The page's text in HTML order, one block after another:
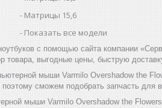
Матрицы 15,6
Показать все модели
с помощью сайта компании
товара, выгодные цены, быструю
мыши Varmilo Overshadow the
поэтому сможем подобрать запчасть для
мыши Varmilo Overshadow the